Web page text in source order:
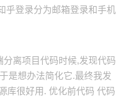
乎登录分为邮箱登录和手机
离项目代码时候,发现代码
是想办法简化它.最终我发
库很好用. 优化前代码 代码